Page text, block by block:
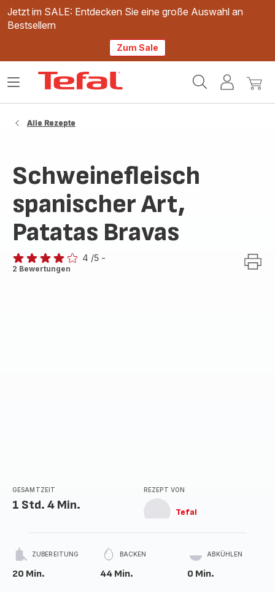
Jetzt im SALE: Entdecken Sie eine große Auswahl an
Bestsellern
Zum Sale
Mein
Mein
Das
Alle Rezepte
Schweinefleisch
spanischer Art,
Patatas Bravas
Bewertung
4 /5 -
2 Bewertungen
GESAMTZEIT
1 Std. 4 Min.
REZEPT VON
Tefal
ZUBEREITUNG
20 Min.
BACKEN
44 Min.
ABKÜHLEN
0 Min.